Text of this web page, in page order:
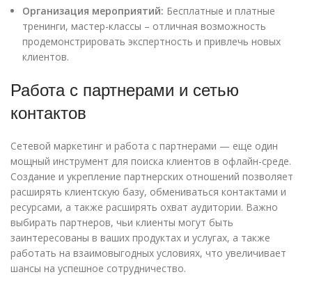
Организация мероприятий: Бесплатные и платные
тренинги, мастер-классы – отличная возможность
продемонстрировать экспертность и привлечь новых
клиентов.
Работа с партнерами и сетью
контактов
Сетевой маркетинг и работа с партнерами — еще один
мощный инструмент для поиска клиентов в офлайн-среде.
Создание и укрепление партнерских отношений позволяет
расширять клиентскую базу, обмениваться контактами и
ресурсами, а также расширять охват аудитории. Важно
выбирать партнеров, чьи клиенты могут быть
заинтересованы в ваших продуктах и услугах, а также
работать на взаимовыгодных условиях, что увеличивает
шансы на успешное сотрудничество.